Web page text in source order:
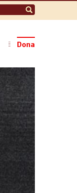
Dona